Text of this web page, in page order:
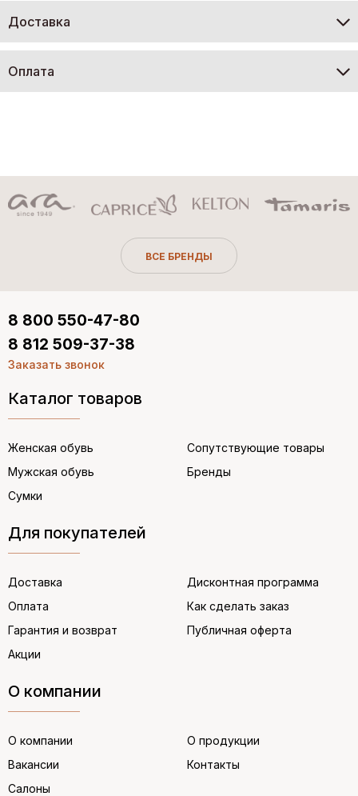
Доставка
Оплата
ВСЕ БРЕНДЫ
Каталог товаров
Женская обувь
Мужская обувь
Сумки
Сопутствующие товары
Бренды
Для покупателей
Доставка
Оплата
Гарантия и возврат
Акции
Дисконтная программа
Как сделать заказ
Публичная оферта
О компании
О компании
Вакансии
Салоны
О продукции
Контакты
8 800 550-47-80
8 812 509-37-38
Заказать звонок